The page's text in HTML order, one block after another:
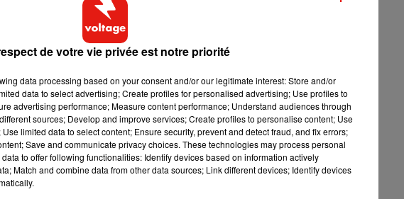
Jeux olympiques et paralympiques de Paris 2024
les artistes valides et porteurs de handicap
Dévoilant ensuite Lucky Love, un chanteur
place de la Concorde.
Jeux paralympiques de Paris 2024 ouverts, après
Jeux olympiques et paralympiques, et d’Andrew
de votre vie privée est notre priorité
data processing based on your consent and/or our legitimate interest: Store and/or
data to select advertising; Create profiles for personalised advertising; Use profiles to
advertising performance; Measure content performance; Understand audiences through
sources; Develop and improve services; Create profiles to personalise content; Use
limited data to select content; Ensure security, prevent and detect fraud, and fix errors;
Save and communicate privacy choices. These technologies may process personal
to offer following functionalities: Identify devices based on information actively
Match and combine data from other data sources; Link different devices; Identify devices